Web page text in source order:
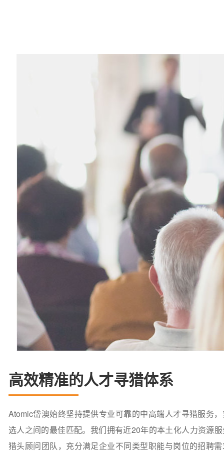
高效精准的人才寻猎体系
Atomic岱澳始终坚持提供专业可靠的中高端人才寻猎服务
选人之间的最佳匹配。我们拥有近20年的本土化人力资源
猎头顾问团队，充分满足企业不同类型职能与岗位的招聘